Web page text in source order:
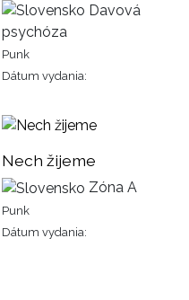
Davová
psychóza
Punk
Dátum vydania:
Nech žijeme
Zóna A
Punk
Dátum vydania: